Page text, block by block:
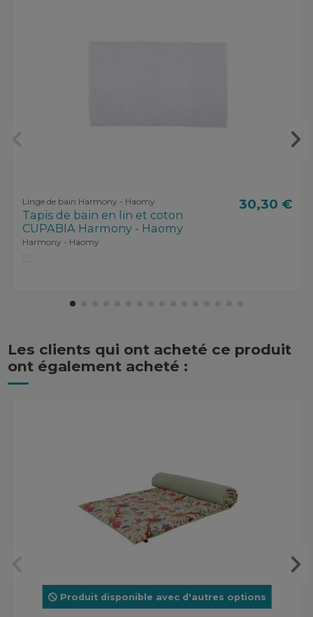
Linge de bain Harmony - Haomy
Tapis de bain en lin et coton
CUPABIA Harmony - Haomy
Harmony - Haomy
30,30 €
Les clients qui ont acheté ce produit
ont également acheté :
Produit disponible avec d'autres options